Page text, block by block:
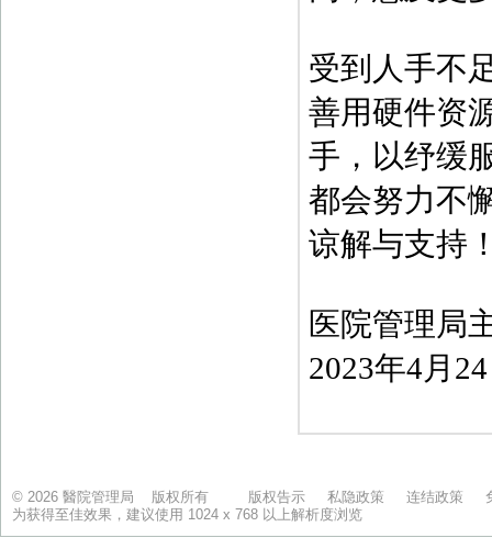
© 2026 醫院管理局 版权所有 版权告示 私隐政策 连结政策
为获得至佳效果，建议使用 1024 x 768 以上解析度浏览